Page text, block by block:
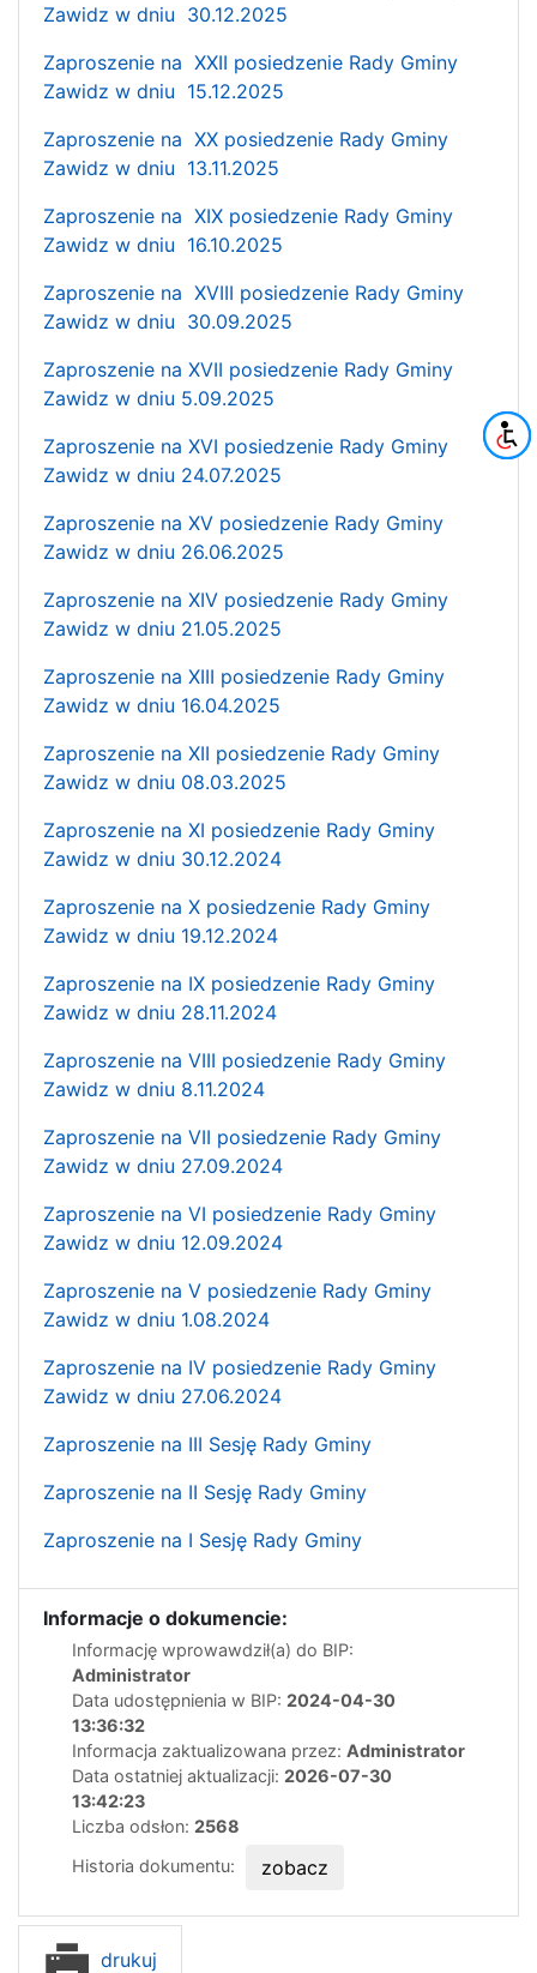
Zawidz w dniu 30.12.2025
Zaproszenie na XXII posiedzenie Rady Gminy
Zawidz w dniu 15.12.2025
Zaproszenie na XX posiedzenie Rady Gminy
Zawidz w dniu 13.11.2025
Zaproszenie na XIX posiedzenie Rady Gminy
Zawidz w dniu 16.10.2025
Zaproszenie na XVIII posiedzenie Rady Gminy
Zawidz w dniu 30.09.2025
Zaproszenie na XVII posiedzenie Rady Gminy
Zawidz w dniu 5.09.2025
Zaproszenie na XVI posiedzenie Rady Gminy
Zawidz w dniu 24.07.2025
Zaproszenie na XV posiedzenie Rady Gminy
Zawidz w dniu 26.06.2025
Zaproszenie na XIV posiedzenie Rady Gminy
Zawidz w dniu 21.05.2025
Zaproszenie na XIII posiedzenie Rady Gminy
Zawidz w dniu 16.04.2025
Zaproszenie na XII posiedzenie Rady Gminy
Zawidz w dniu 08.03.2025
Zaproszenie na XI posiedzenie Rady Gminy
Zawidz w dniu 30.12.2024
Zaproszenie na X posiedzenie Rady Gminy
Zawidz w dniu 19.12.2024
Zaproszenie na IX posiedzenie Rady Gminy
Zawidz w dniu 28.11.2024
Zaproszenie na VIII posiedzenie Rady Gminy
Zawidz w dniu 8.11.2024
Zaproszenie na VII posiedzenie Rady Gminy
Zawidz w dniu 27.09.2024
Zaproszenie na VI posiedzenie Rady Gminy
Zawidz w dniu 12.09.2024
Zaproszenie na V posiedzenie Rady Gminy
Zawidz w dniu 1.08.2024
Zaproszenie na IV posiedzenie Rady Gminy
Zawidz w dniu 27.06.2024
Zaproszenie na III Sesję Rady Gminy
Zaproszenie na II Sesję Rady Gminy
Zaproszenie na I Sesję Rady Gminy
Informacje o dokumencie:
Informację wprowawdził(a) do BIP:
Administrator
Data udostępnienia w BIP: 2024-04-30
13:36:32
Informacja zaktualizowana przez: Administrator
Data ostatniej aktualizacji: 2026-07-30
13:42:23
Liczba odsłon: 2568
Historia dokumentu:
zobacz
drukuj